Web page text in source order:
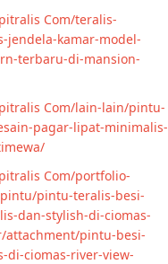
Com/teralis-
jendela-kamar-model-
terbaru-di-mansion-
Com/lain-lain/pintu-
pagar-lipat-minimalis-
Com/portfolio-
pintu-teralis-besi-
dan-stylish-di-ciomas-
attachment/pintu-besi-
di-ciomas-river-view-